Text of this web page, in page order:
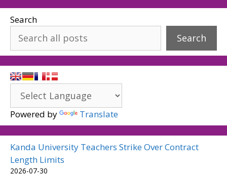
Search
Search
Powered by Translate
Kanda University Teachers Strike Over Contract
Length Limits
2026-07-30